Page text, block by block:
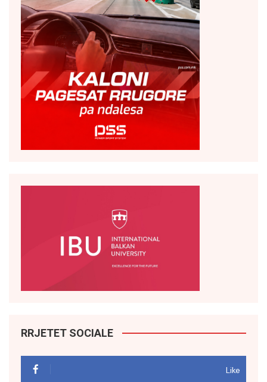
RRJETET SOCIALE
Like